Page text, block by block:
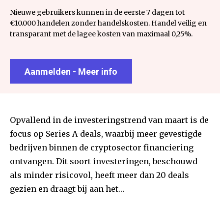
Nieuwe gebruikers kunnen in de eerste 7 dagen tot
€10.000 handelen zonder handelskosten. Handel veilig en
transparant met de lagee kosten van maximaal 0,25%.
Aanmelden - Meer info
Opvallend in de investeringstrend van maart is de
focus op Series A-deals, waarbij meer gevestigde
bedrijven binnen de cryptosector financiering
ontvangen. Dit soort investeringen, beschouwd
als minder risicovol, heeft meer dan 20 deals
gezien en draagt bij aan het…